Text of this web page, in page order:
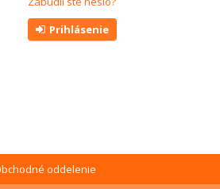
Prihlásenie
oddelenie